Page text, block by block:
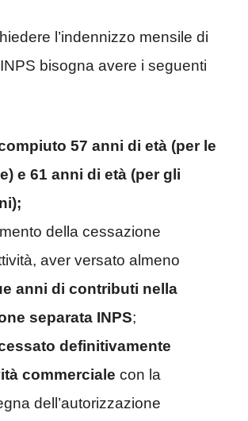
l’indennizzo mensile di
bisogna avere i seguenti
57 anni di età (per le
e 61 anni di età (per gli
della cessazione
aver versato almeno
anni di contributi nella
separata INPS;
definitivamente
commerciale con la
dell’autorizzazione